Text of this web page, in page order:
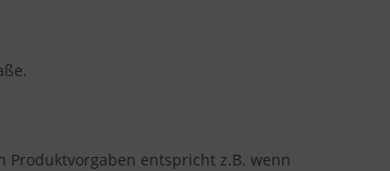
Produktvorgaben entspricht z.B. wenn